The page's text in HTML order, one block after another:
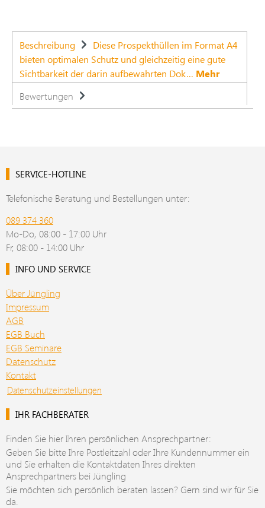
Beschreibung
Diese Prospekthüllen im Format A4
bieten optimalen Schutz und gleichzeitig eine gute
Sichtbarkeit der darin aufbewahrten Dok… Mehr
Bewertungen
SERVICE-HOTLINE
Telefonische Beratung und Bestellungen unter:
089 374 360
Mo-Do, 08:00 - 17:00 Uhr
Fr, 08:00 - 14:00 Uhr
INFO UND SERVICE
Über Jüngling
Impressum
AGB
EGB Buch
EGB Seminare
Datenschutz
Kontakt
Datenschutzeinstellungen
IHR FACHBERATER
Finden Sie hier Ihren persönlichen Ansprechpartner:
Geben Sie bitte Ihre Postleitzahl oder Ihre Kundennummer ein
und Sie erhalten die Kontaktdaten Ihres direkten
Ansprechpartners bei Jüngling
Sie möchten sich persönlich beraten lassen? Gern sind wir für Sie
da.